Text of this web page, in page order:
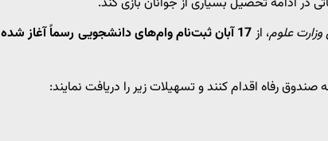
علوم، از
17 آبان ثبت‌نام وام‌های دانشجویی رسماً آغاز شده
رفاه اقدام کنند و تسهیلات زیر را دریافت نمایند: